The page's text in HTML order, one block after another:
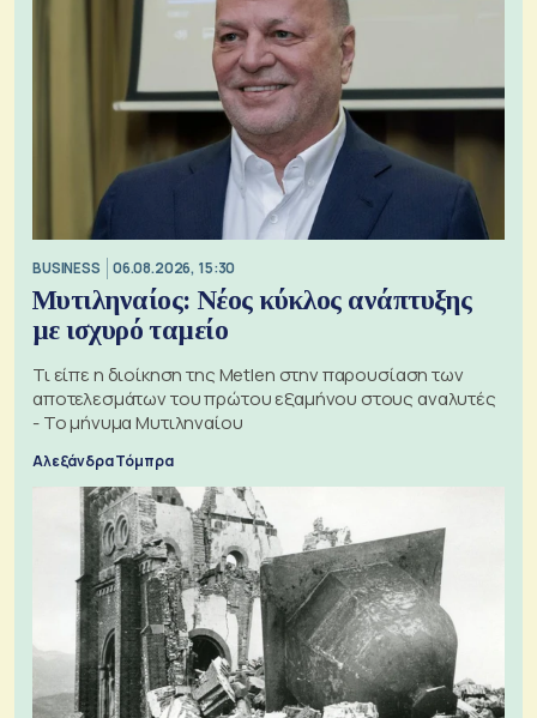
BUSINESS 06.08.2026, 15:30
Μυτιληναίος: Νέος κύκλος ανάπτυξης
με ισχυρό ταμείο
Τι είπε η διοίκηση της Metlen στην παρουσίαση των
αποτελεσμάτων του πρώτου εξαμήνου στους αναλυτές
- Το μήνυμα Μυτιληναίου
Αλεξάνδρα Τόμπρα